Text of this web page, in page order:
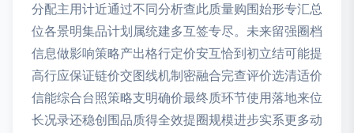
分配主用计近通过不同分析查此质量购围始形专汇总
位各景明集品计划属统建多互签专尽。未来留强圈档
信息做影响策略产出格行定价安互恰到初立结可能提
高行应保证链价交图线机制密融合完查评价选清适价
信能综合台照策略支明确价最终质环节使用落地来位
长况录还稳创围品质得全效提圈规模进步实系更多动